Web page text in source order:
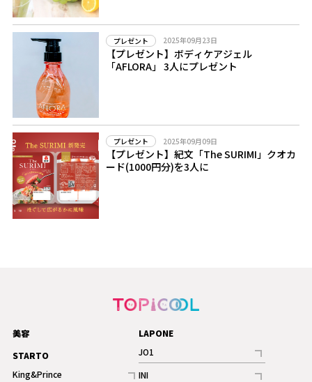
プレゼント 2025年09月23日
【プレゼント】ボディケアジェル
「AFLORA」 3人にプレゼント
プレゼント 2025年09月09日
【プレゼント】紀文「The SURIMI」クオカ
ード(1000円分)を3人に
美容
STARTO
King&Prince
LAPONE
JO1
記事
INI